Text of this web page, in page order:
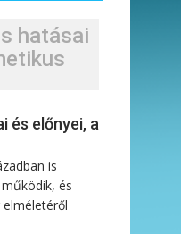
hatásai
és előnyei, a
is
és
elméletéről